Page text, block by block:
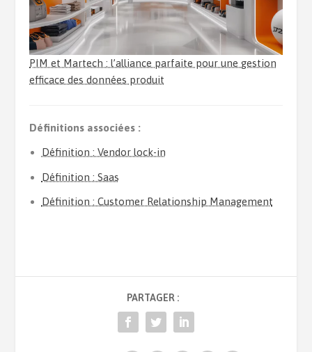
PIM et Martech : l’alliance parfaite pour une gestion
efficace des données produit
Définitions associées :
Définition : Vendor lock-in
Définition : Saas
Définition : Customer Relationship Management
PARTAGER :